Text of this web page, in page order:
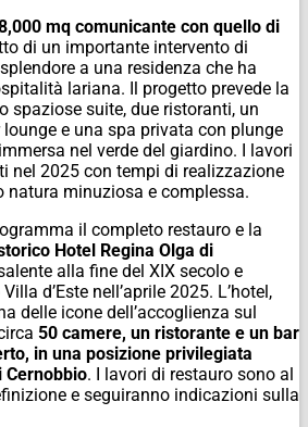
mq comunicante con quello di
di un importante intervento di
a una residenza che ha
lariana. Il progetto prevede la
spaziose suite, due ristoranti, un
e una spa privata con plunge
nel verde del giardino. I lavori
nel 2025 con tempi di realizzazione
natura minuziosa e complessa.
il completo restauro e la
Hotel Regina Olga di
alla fine del XIX secolo e
d’Este nell’aprile 2025. L’hotel,
delle icone dell’accoglienza sul
50 camere, un ristorante e un bar
in una posizione privilegiata
. I lavori di restauro sono al
e seguiranno indicazioni sulla